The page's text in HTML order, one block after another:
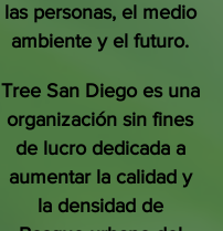
las personas, el medio
ambiente y el futuro.
Tree San Diego es una
organización sin fines
de lucro dedicada a
aumentar la calidad y
la densidad de